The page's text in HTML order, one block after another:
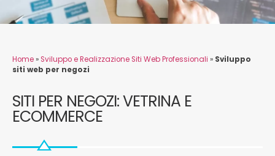
Home» Sviluppo e Realizzazione Siti Web Professionali » Sviluppo
siti web per negozi
SITI PER NEGOZI: VETRINA E
ECOMMERCE